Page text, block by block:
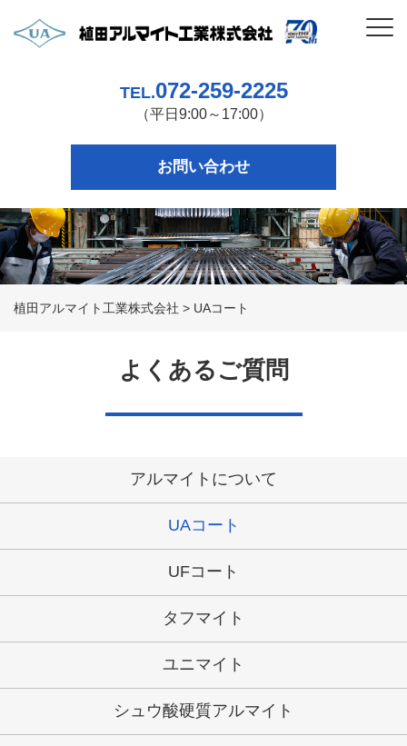
TEL.072-259-2225
（平日9:00～17:00）
お問い合わせ
植田アルマイト工業株式会社 > UAコート
よくあるご質問
アルマイトについて
UAコート
UFコート
タフマイト
ユニマイト
シュウ酸硬質アルマイト